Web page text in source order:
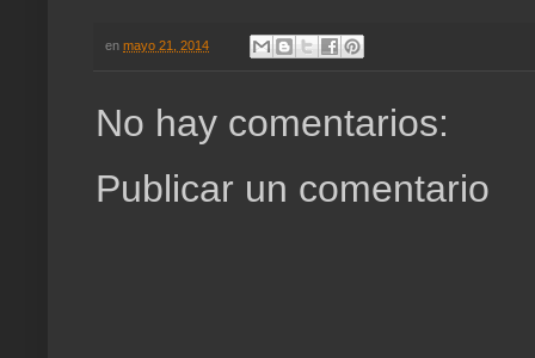
en mayo 21, 2014
No hay comentarios:
Publicar un comentario